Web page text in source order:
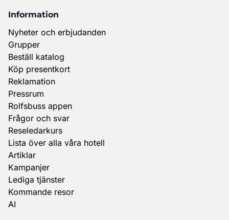
Information
Nyheter och erbjudanden
Grupper
Beställ katalog
Köp presentkort
Reklamation
Pressrum
Rolfsbuss appen
Frågor och svar
Reseledarkurs
Lista över alla våra hotell
Artiklar
Kampanjer
Lediga tjänster
Kommande resor
AI